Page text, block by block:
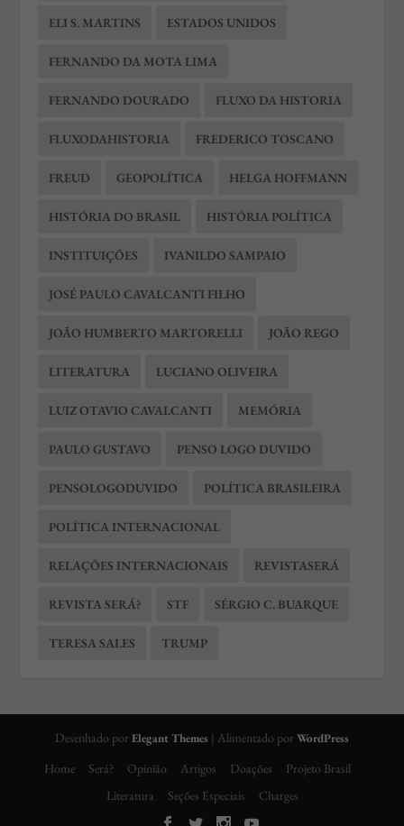
ELI S. MARTINS ESTADOS UNIDOS
FERNANDO DA MOTA LIMA
FERNANDO DOURADO FLUXO DA HISTORIA
FLUXODAHISTORIA FREDERICO TOSCANO
FREUD GEOPOLÍTICA HELGA HOFFMANN
HISTÓRIA DO BRASIL HISTÓRIA POLÍTICA
INSTITUIÇÕES IVANILDO SAMPAIO
JOSÉ PAULO CAVALCANTI FILHO
JOÃO HUMBERTO MARTORELLI JOÃO REGO
LITERATURA LUCIANO OLIVEIRA
LUIZ OTAVIO CAVALCANTI MEMÓRIA
PAULO GUSTAVO PENSO LOGO DUVIDO
PENSOLOGODUVIDO POLÍTICA BRASILEIRA
POLÍTICA INTERNACIONAL
RELAÇÕES INTERNACIONAIS REVISTASERÁ
REVISTA SERÁ? STF SÉRGIO C. BUARQUE
TERESA SALES TRUMP
Desenhado por Elegant Themes | Alimentado por WordPress
Home Será? Opinião Artigos Doações
Projeto Brasil
Literatura
Seções Especiais Charges